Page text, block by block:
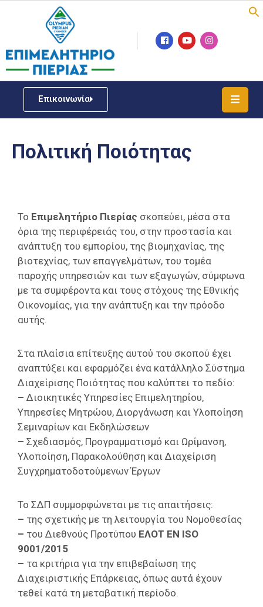
Επικοινωνία
Επιμελητήριο
Νέα
ΓΕΜΗ
Υποστήριξη
Έκθεση
Παραδοσιακών
Επαγγελμάτων
Έκθεση
ΕΒΕΠ-
ΚΜ
Πιερία
Πολιτική Ποιότητας
Το Επιμελητήριο Πιερίας σκοπεύει, μέσα στα
όρια της περιφέρειάς του, στην προστασία και
ανάπτυξη του εμπορίου, της βιομηχανίας, της
βιοτεχνίας, των επαγγελμάτων, του τομέα
παροχής υπηρεσιών και των εξαγωγών, σύμφωνα
με τα συμφέροντα και τους στόχους της Εθνικής
Οικονομίας, για την ανάπτυξη και την πρόοδο
αυτής.
Στα πλαίσια επίτευξης αυτού του σκοπού έχει
αναπτύξει και εφαρμόζει ένα κατάλληλο Σύστημα
Διαχείρισης Ποιότητας που καλύπτει το πεδίο:
– Διοικητικές Υπηρεσίες Επιμελητηρίου,
Υπηρεσίες Μητρώου, Διοργάνωση και Υλοποίηση
Σεμιναρίων και Εκδηλώσεων
– Σχεδιασμός, Προγραμματισμό και Ωρίμανση,
Υλοποίηση, Παρακολούθηση και Διαχείριση
Συγχρηματοδοτούμενων Έργων
Το ΣΔΠ συμμορφώνεται με τις απαιτήσεις:
– της σχετικής με τη λειτουργία του Νομοθεσίας
– του Διεθνούς Προτύπου ΕΛΟΤ ΕΝ ISO
9001/2015
– τα κριτήρια για την επιβεβαίωση της
Διαχειριστικής Επάρκειας, όπως αυτά έχουν
τεθεί κατά τη μεταβατική περίοδο.